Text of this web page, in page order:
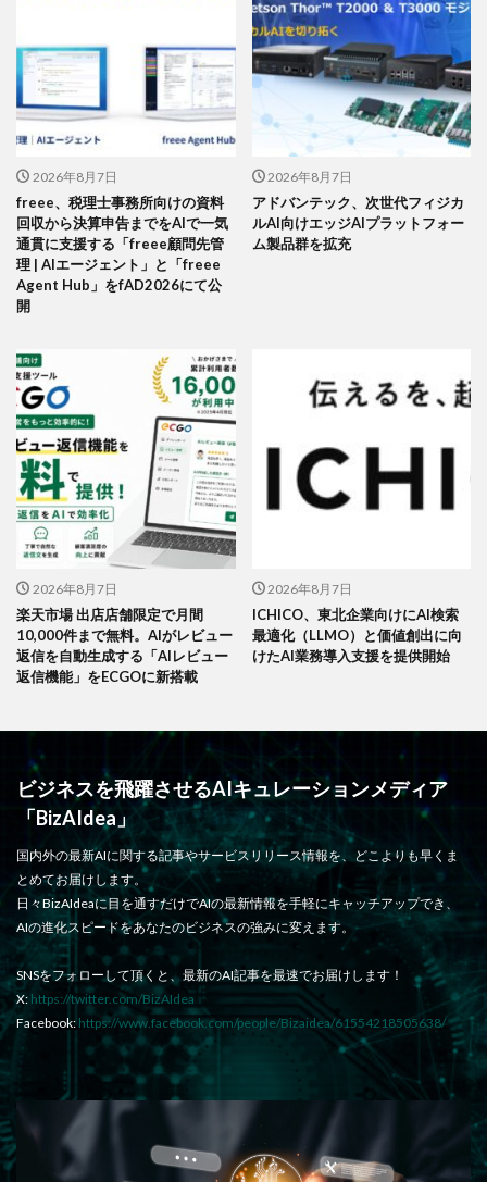
2026年8月7日
freee、税理士事務所向けの資料
回収から決算申告までをAIで一気
通貫に支援する「freee顧問先管
理 | AIエージェント」と「freee
Agent Hub」をfAD2026にて公
開
2026年8月7日
アドバンテック、次世代フィジカ
ルAI向けエッジAIプラットフォー
ム製品群を拡充
2026年8月7日
楽天市場 出店店舗限定で月間
10,000件まで無料。AIがレビュー
返信を自動生成する「AIレビュー
返信機能」をECGOに新搭載
2026年8月7日
ICHICO、東北企業向けにAI検索
最適化（LLMO）と価値創出に向
けたAI業務導入支援を提供開始
ビジネスを飛躍させるAIキュレーションメディア
「BizAIdea」
国内外の最新AIに関する記事やサービスリリース情報を、どこよりも早くま
とめてお届けします。
日々BizAIdeaに目を通すだけでAIの最新情報を手軽にキャッチアップでき、
AIの進化スピードをあなたのビジネスの強みに変えます。
SNSをフォローして頂くと、最新のAI記事を最速でお届けします！
X: https://twitter.com/BizAIdea
Facebook: https://www.facebook.com/people/Bizaidea/61554218505638/